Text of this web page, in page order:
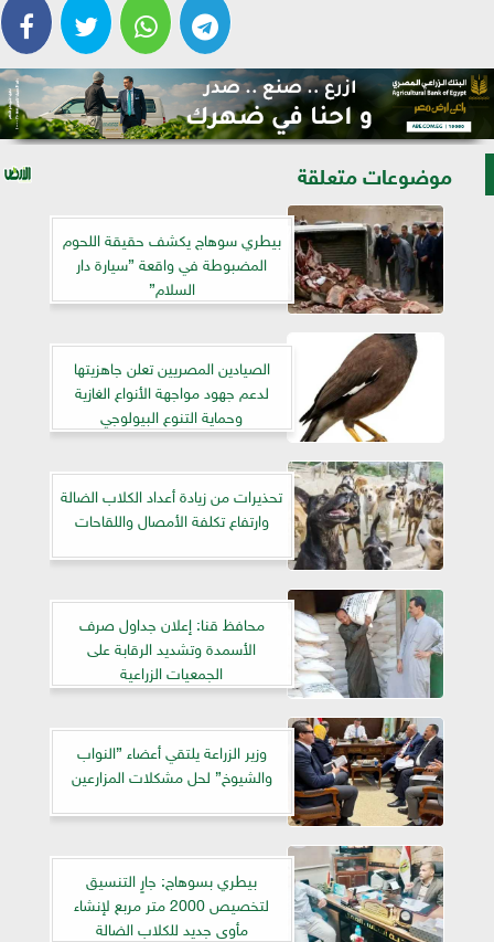
موضوعات متعلقة
بيطري سوهاج يكشف حقيقة اللحوم
المضبوطة في واقعة ”سيارة دار
السلام”
الصيادين المصريين تعلن جاهزيتها
لدعم جهود مواجهة الأنواع الغازية
وحماية التنوع البيولوجي
تحذيرات من زيادة أعداد الكلاب الضالة
وارتفاع تكلفة الأمصال واللقاحات
محافظ قنا: إعلان جداول صرف
الأسمدة وتشديد الرقابة على
الجمعيات الزراعية
وزير الزراعة يلتقي أعضاء ”النواب
والشيوخ” لحل مشكلات المزارعين
بيطري بسوهاج: جارٍ التنسيق
لتخصيص 2000 متر مربع لإنشاء
مأوى جديد للكلاب الضالة